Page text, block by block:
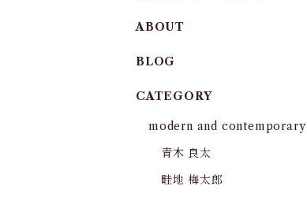
ABOUT
BLOG
CATEGORY
modern and contemporary
青木 良太
畦地 梅太郎